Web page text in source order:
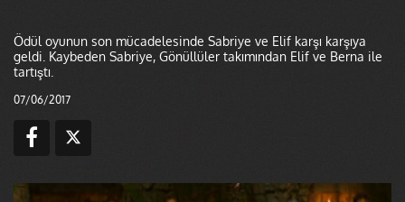
Ödül oyunun son mücadelesinde Sabriye ve Elif karşı karşıya
geldi. Kaybeden Sabriye, Gönüllüler takımından Elif ve Berna ile
tartıştı.
07/06/2017